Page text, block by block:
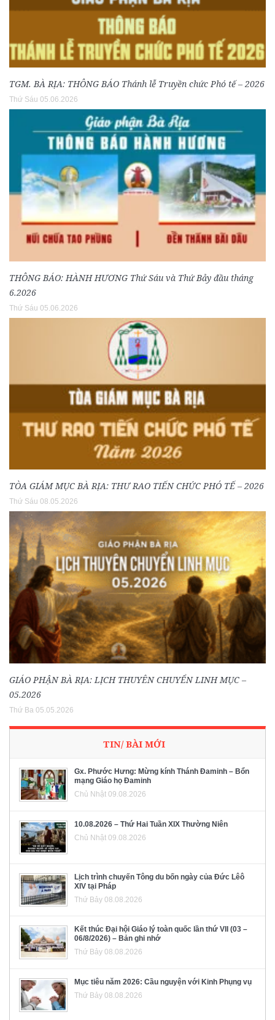
TGM. BÀ RỊA: THÔNG BÁO Thánh lễ Truyền chức Phó tế – 2026
Thứ Sáu 05.06.2026
THÔNG BÁO: HÀNH HƯƠNG Thứ Sáu và Thứ Bảy đầu tháng
6.2026
Thứ Sáu 05.06.2026
TÒA GIÁM MỤC BÀ RỊA: THƯ RAO TIẾN CHỨC PHÓ TẾ – 2026
Thứ Sáu 08.05.2026
GIÁO PHẬN BÀ RỊA: LỊCH THUYÊN CHUYỂN LINH MỤC –
05.2026
Thứ Ba 05.05.2026
TIN/ BÀI MỚI
Gx. Phước Hưng: Mừng kính Thánh Đaminh – Bổn
mạng Giáo họ Đaminh
Chủ Nhật 09.08.2026
10.08.2026 – Thứ Hai Tuần XIX Thường Niên
Chủ Nhật 09.08.2026
Lịch trình chuyến Tông du bốn ngày của Đức Lêô
XIV tại Pháp
Thứ Bảy 08.08.2026
Kết thúc Đại hội Giáo lý toàn quốc lần thứ VII (03 –
06/8/2026) – Bản ghi nhớ
Thứ Bảy 08.08.2026
Mục tiêu năm 2026: Cầu nguyện với Kinh Phụng vụ
Thứ Bảy 08.08.2026